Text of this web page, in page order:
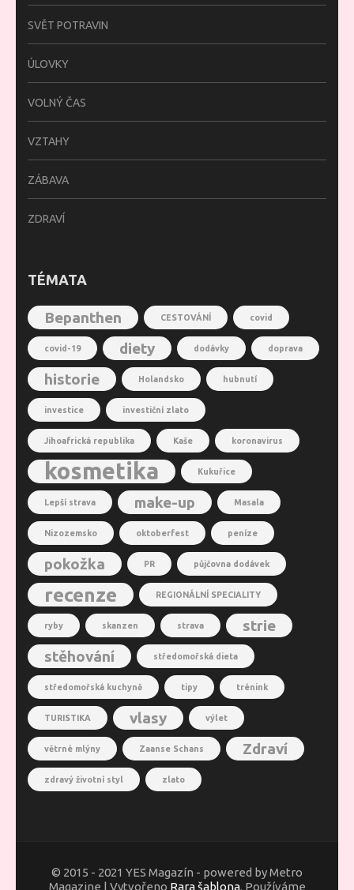
SVĚT POTRAVIN
ÚLOVKY
VOLNÝ ČAS
VZTAHY
ZÁBAVA
ZDRAVÍ
TÉMATA
Bepanthen CESTOVÁNÍ covid
covid-19 diety dodávky doprava
historie Holandsko hubnutí
investice investiční zlato
Jihoafrická republika Kaše koronavirus
kosmetika Kukuřice
Lepší strava make-up Masala
Nizozemsko oktoberfest peníze
pokožka PR půjčovna dodávek
recenze REGIONÁLNÍ SPECIALITY
ryby skanzen strava
strie
stěhování
středomořská dieta
středomořská kuchyně tipy trénink
TURISTIKA vlasy výlet
větrné mlýny Zaanse Schans Zdraví
zdravý životní styl zlato
© 2015 - 2021 YES Magazín - powered by Metro
Magazine | Vytvořeno Rara šablona. Používáme